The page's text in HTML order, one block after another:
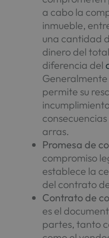
a cabo la
inmueble,
una cantidad
dinero del
diferencia del
permite su
arras.
Promesa de
compromiso
establece la
del contrato
Contrato de
es el
partes, tanto